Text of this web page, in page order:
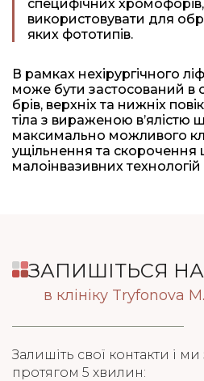
специфічних
використовувати для
яких фототипів.
В рамках нехірургічного
може бути застосований в
брів, верхніх та нижніх
тіла з вираженою в’ялістю
максимально можливого
ущільнення та скорочення
малоінвазивних технологій
ЗАПИШІТЬСЯ
в клініку Tryfonova
Залишіть свої контакти і
протягом 5 хвилин: